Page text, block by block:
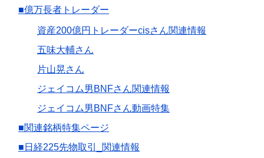
■億万長者トレーダー
資産200億円トレーダーcisさん関連情報
五味大輔さん
片山晃さん
ジェイコム男BNFさん関連情報
ジェイコム男BNFさん動画特集
■関連銘柄特集ページ
■日経225先物取引_関連情報